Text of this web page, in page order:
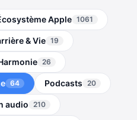
Apple 1061
& Vie 19
26
64 Podcasts 20
audio 210